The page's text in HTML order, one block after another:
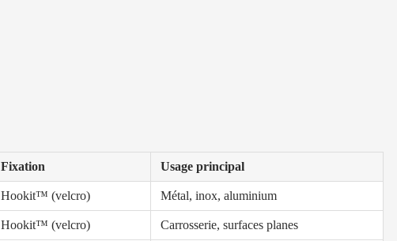
Fixation Usage principal
Hookit™ (velcro) Métal, inox, aluminium
Hookit™ (velcro) Carrosserie, surfaces planes